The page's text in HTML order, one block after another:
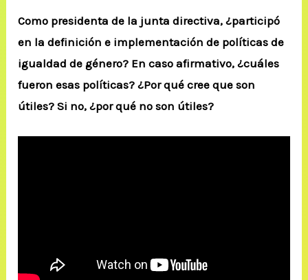
Como presidenta de la junta directiva, ¿participó
en la definición e implementación de políticas de
igualdad de género? En caso afirmativo, ¿cuáles
fueron esas políticas? ¿Por qué cree que son
útiles? Si no, ¿por qué no son útiles?